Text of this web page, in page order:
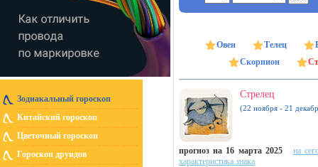
Зодиакальный гороскоп
Китайский гороскоп
Цветочный гороскоп
Гороскоп друидов
Овен Телец
Скорпион
Стрелец
(22 ноября - 21
прогноз на 16 марта 2025
на
характеристика знака